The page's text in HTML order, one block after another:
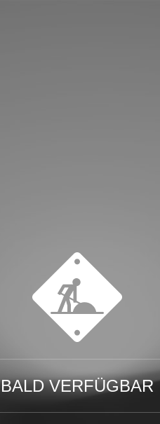
BALD VERFÜGBAR